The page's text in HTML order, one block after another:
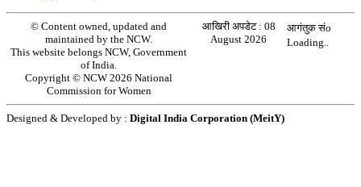
© Content owned, updated and
maintained by the NCW.
This website belongs NCW, Government
of India.
Copyright © NCW 2026 National
Commission for Women
आखिरी अपडेट : 08
August 2026
आगंतुक संo
Loading..
Designed & Developed by : Digital India Corporation (MeitY)